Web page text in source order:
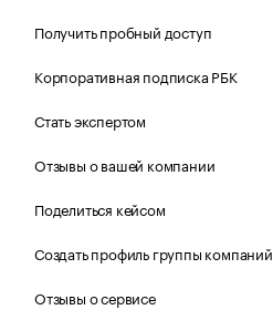
Получить пробный доступ
Корпоративная подписка РБК
Стать экспертом
Отзывы о вашей компании
Поделиться кейсом
Создать профиль группы компаний
Отзывы о сервисе